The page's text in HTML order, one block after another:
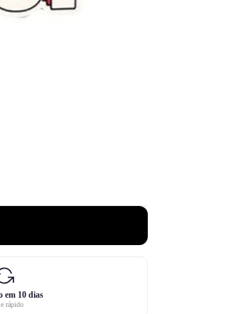
em 10 dias
rápido